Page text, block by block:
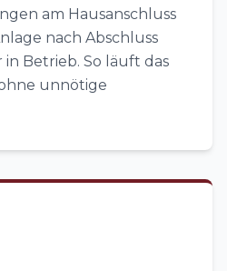
am Hausanschluss
nach Abschluss
Betrieb. So läuft das
unnötige